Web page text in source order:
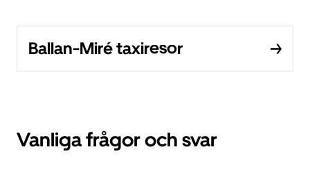
Ballan-Miré taxiresor
Vanliga frågor och svar